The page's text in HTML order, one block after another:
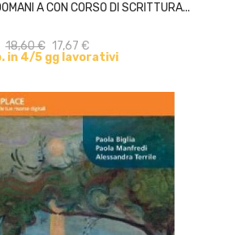
A CON CORSO DI SCRITTURA...
18,60 € 17,67 €
in 4/5 gg lavorativi